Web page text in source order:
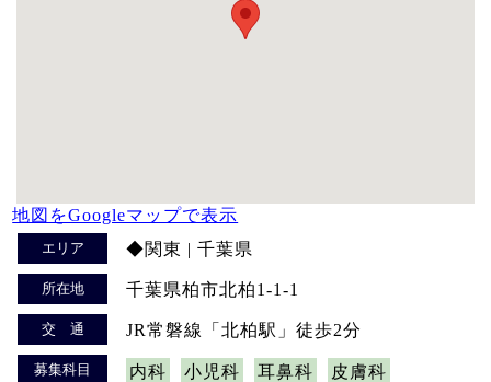
地図をGoogleマップで表示
エリア ◆関東 | 千葉県
所在地 千葉県柏市北柏1-1-1
交 通 JR常磐線「北柏駅」徒歩2分
募集科目 内科 小児科 耳鼻科
皮膚科